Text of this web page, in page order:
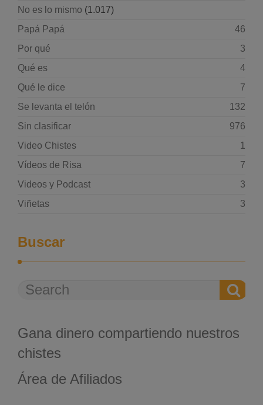
No es lo mismo (1.017)
Papá Papá
46
Por qué
3
Qué es
4
Qué le dice
7
Se levanta el telón
132
Sin clasificar
976
Video Chistes
1
Vídeos de Risa
7
Videos y Podcast
3
Viñetas
3
Buscar
Gana dinero compartiendo nuestros
chistes
Área de Afiliados